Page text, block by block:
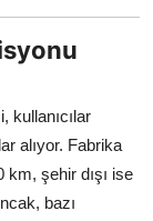
kullanıcılar
alıyor. Fabrika
şehir dışı ise
bazı